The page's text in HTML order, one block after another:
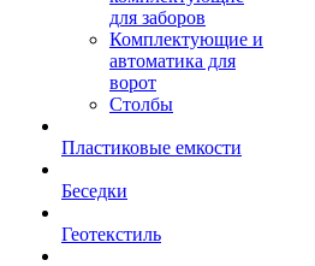
для заборов
Комплектующие и
автоматика для
ворот
Столбы
Пластиковые емкости
Беседки
Геотекстиль